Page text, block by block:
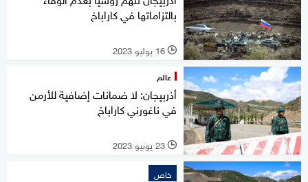
بالتزاماتها في كاراباخ
l 16 يوليو 2023
عالم
أذربيجان: لا ضمانات إضافية للأرمن
في ناغورني كاراباخ
l 23 يونيو 2023
خاص